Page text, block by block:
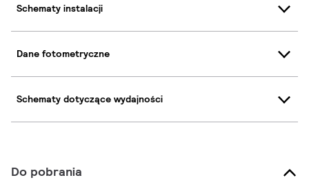
Schematy instalacji
Dane fotometryczne
Schematy dotyczące wydajności
Do pobrania